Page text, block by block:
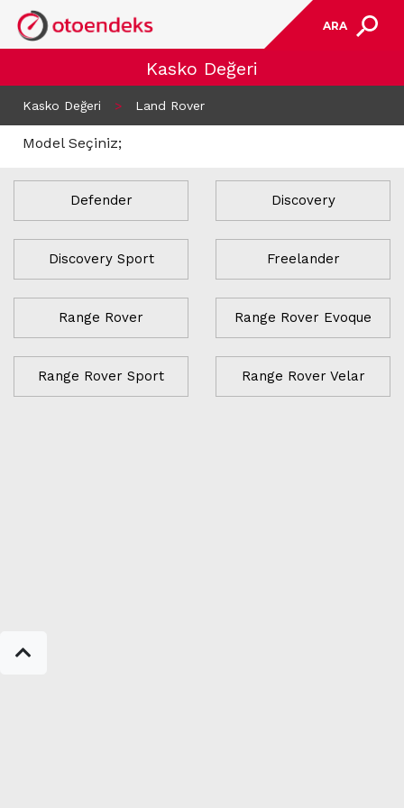
ARA
Kasko Değeri
Kasko Değeri > Land Rover
Model Seçiniz;
Defender Discovery
Discovery Sport Freelander
Range Rover Range Rover Evoque
Range Rover Sport Range Rover Velar